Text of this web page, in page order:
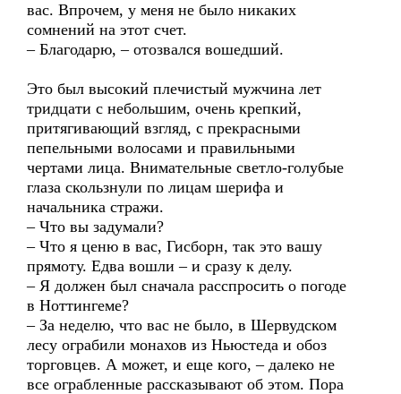
вас. Впрочем, у меня не было никаких
сомнений на этот счет.
– Благодарю, – отозвался вошедший.
Это был высокий плечистый мужчина лет
тридцати с небольшим, очень крепкий,
притягивающий взгляд, с прекрасными
пепельными волосами и правильными
чертами лица. Внимательные светло-голубые
глаза скользнули по лицам шерифа и
начальника стражи.
– Что вы задумали?
– Что я ценю в вас, Гисборн, так это вашу
прямоту. Едва вошли – и сразу к делу.
– Я должен был сначала расспросить о погоде
в Ноттингеме?
– За неделю, что вас не было, в Шервудском
лесу ограбили монахов из Ньюстеда и обоз
торговцев. А может, и еще кого, – далеко не
все ограбленные рассказывают об этом. Пора